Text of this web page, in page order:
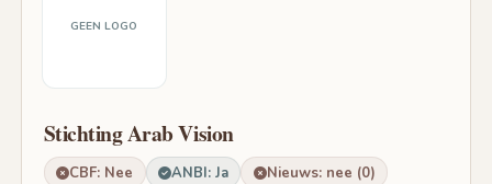
GEEN LOGO
Stichting Arab Vision
CBF: Nee ANBI: Ja Nieuws: nee (0)